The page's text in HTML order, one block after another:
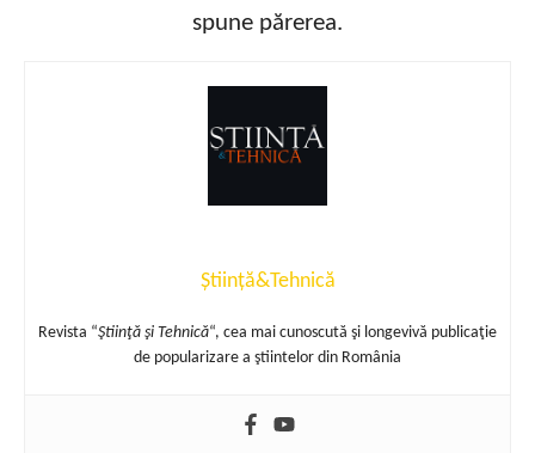
spune părerea.
Știință&Tehnică
Revista “Ştiinţă şi Tehnică“, cea mai cunoscută şi longevivă publicaţie
de popularizare a ştiintelor din România